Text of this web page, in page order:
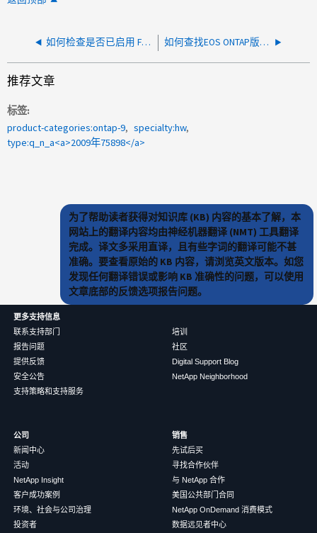
如何检查是否已启用 FlexCache 如何查找EOS ONTAP版本的固件
推荐文章
标签
product-categories:ontap-9
specialty:hw
type:q_n_a<a>2009年75898</a>
为了帮助读者获得对知识库 (KB) 内容的基本了解，本
网站上的翻译内容均由神经机器翻译 (NMT) 工具翻译
完成。译文多采用直译，且有些字词的翻译可能不甚
准确。要查看原始的 KB 内容，请浏览英文版本。如您
发现任何翻译错误或影响 KB 准确性的问题，可以使用
文章底部的反馈选项报告问题。
更多支持信息
联系支持部门
报告问题
提供反馈
安全公告
支持策略和支持服务
培训
社区
Digital Support Blog
NetApp Neighborhood
公司
新闻中心
活动
NetApp Insight
客户成功案例
环境、社会与公司治理
投资者
销售
先试后买
寻找合作伙伴
与 NetApp 合作
美国公共部门合同
NetApp OnDemand 消费模式
数据远见者中心